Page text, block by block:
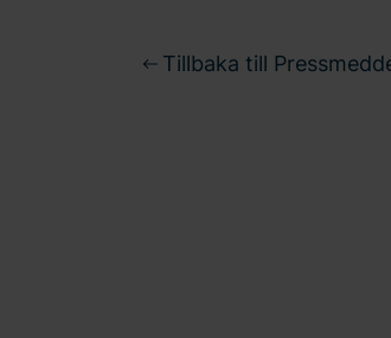
Tillbaka till